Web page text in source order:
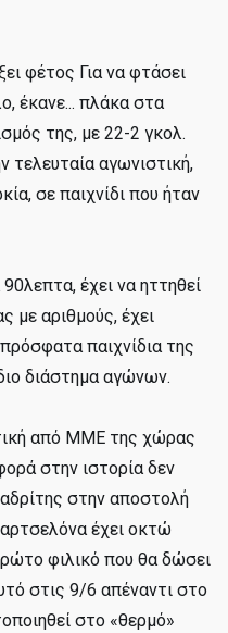
φέτος Για να φτάσει
έκανε... πλάκα στα
της, με 22-2 γκολ.
τελευταία αγωνιστική,
σε παιχνίδι που ήταν
έχει να ηττηθεί
με αριθμούς, έχει
παιχνίδια της
διάστημα αγώνων.
από ΜΜΕ της χώρας
στην ιστορία δεν
στην αποστολή
έχει οκτώ
φιλικό που θα δώσει
στις 9/6 απέναντι στο
στο «θερμό»